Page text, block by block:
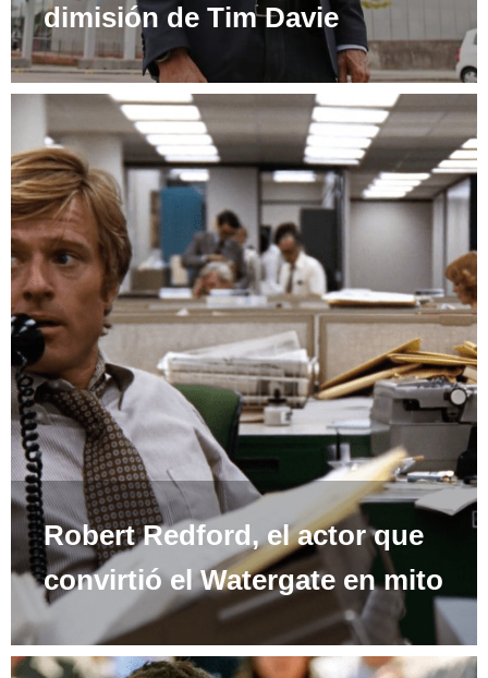
dimisión de Tim Davie
Robert Redford, el actor que
convirtió el Watergate en mito